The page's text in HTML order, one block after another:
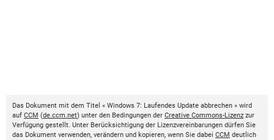
Das Dokument mit dem Titel « Windows 7: Laufendes Update abbrechen » wird
auf CCM (de.ccm.net) unter den Bedingungen der Creative Commons-Lizenz zur
Verfügung gestellt. Unter Berücksichtigung der Lizenzvereinbarungen dürfen Sie
das Dokument verwenden, verändern und kopieren, wenn Sie dabei CCM deutlich